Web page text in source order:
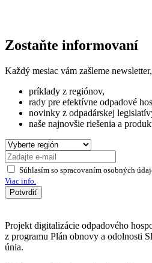
Zostaňte informovaní
Každý mesiac vám zašleme
príklady z regiónov,
rady pre efektívne odpadové
novinky z odpadárskej
naše najnovšie riešenia a
Súhlasím so spracovaním osobných
Viac info.
Potvrdiť
Projekt digitalizácie odpadového
z programu Plán obnovy a odolnosti
únia.